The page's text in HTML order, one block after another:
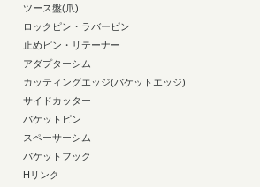
ツース盤(爪)
ロックピン・ラバーピン
止めピン・リテーナー
アダプターシム
カッティングエッジ(バケットエッジ)
サイドカッター
バケットピン
スペーサーシム
バケットフック
Hリンク